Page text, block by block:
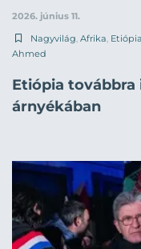
2026. június 11.
Nagyvilág, Afrika, Etiópia
Ahmed
Etiópia
árnyékában